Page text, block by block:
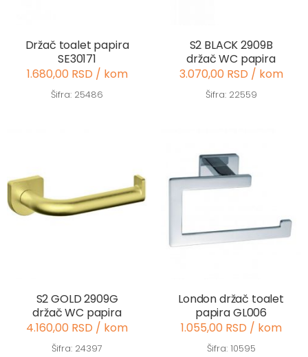
Držač toalet papira
SE30171
1.680,00 RSD / kom
Šifra: 25486
S2 BLACK 2909B
držač WC papira
3.070,00 RSD / kom
Šifra: 22559
S2 GOLD 2909G
držač WC papira
4.160,00 RSD / kom
Šifra: 24397
London držač toalet
papira GL006
1.055,00 RSD / kom
Šifra: 10595